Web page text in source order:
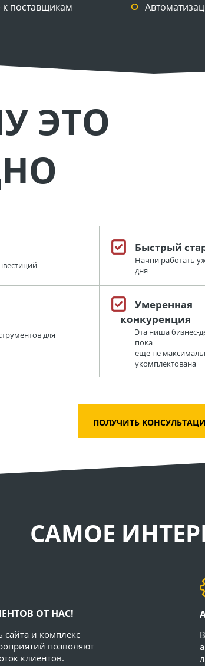
поставщикам
ЭТО
Быстрый
Начни работать
дня
для
Умеренная
конкуренция
Эта ниша бизнес-
пока
еще не
укомплектована
ПОЛУЧИТЬ
САМОЕ
ОТ НАС!
и комплекс
позволяют
клиентов.